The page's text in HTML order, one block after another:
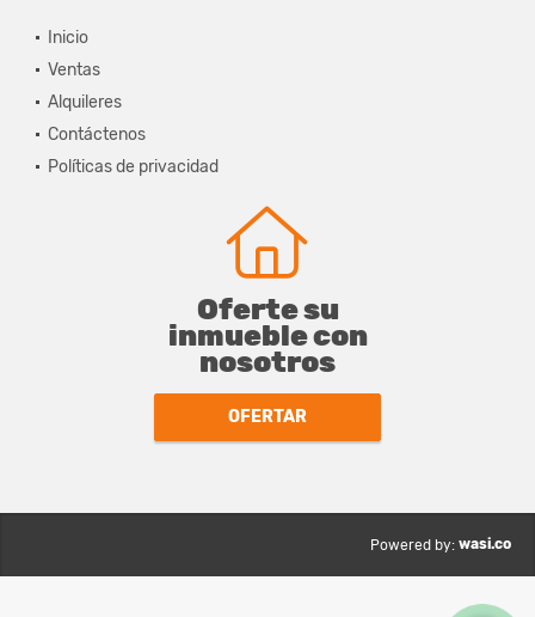
Inicio
Ventas
Alquileres
Contáctenos
Políticas de privacidad
Oferte su
inmueble con
nosotros
OFERTAR
Powered by: wasi.co